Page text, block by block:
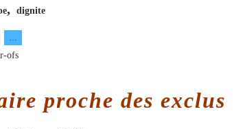
, dignite
ofs
proche des exclus